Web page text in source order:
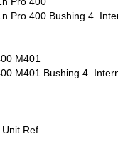
Pro 400 Bushing 4.
M401
M401 Bushing 4.
Ref.